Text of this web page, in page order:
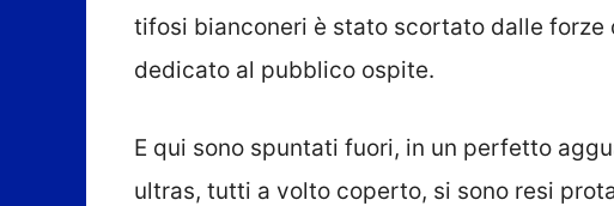
tifosi bianconeri è stato scortato dalle forze
dedicato al pubblico ospite.
E qui sono spuntati fuori, in un perfetto
ultras, tutti a volto coperto, si sono resi